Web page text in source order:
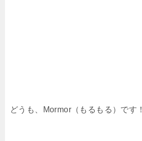
どうも、Mormor（もるもる）です！